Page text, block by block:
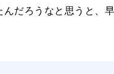
だろうなと思うと、